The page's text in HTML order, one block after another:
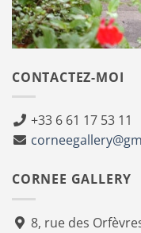
CONTACTEZ-MOI
+33 6 61 17 53 11
CORNEE GALLERY
8, rue des